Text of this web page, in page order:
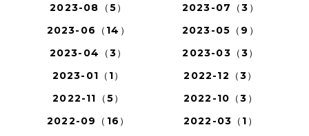
2023-08（5）
2023-07（3）
2023-06（14）
2023-05（9）
2023-04（3）
2023-03（3）
2023-01（1）
2022-12（3）
2022-11（5）
2022-10（3）
2022-09（16）
2022-03（1）